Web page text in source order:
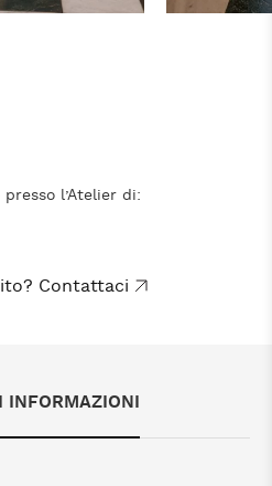
INFORMAZIONI
l’Atelier di:
Contattaci